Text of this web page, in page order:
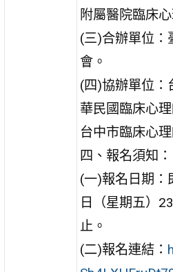
附屬醫院臨床
(三)合辦單位：
會。
(四)協辦單位：
華民國臨床心
台中市臨床心
四、報名須知：
(一)報名日期：
日（星期五）
止。
(二)報名連結：